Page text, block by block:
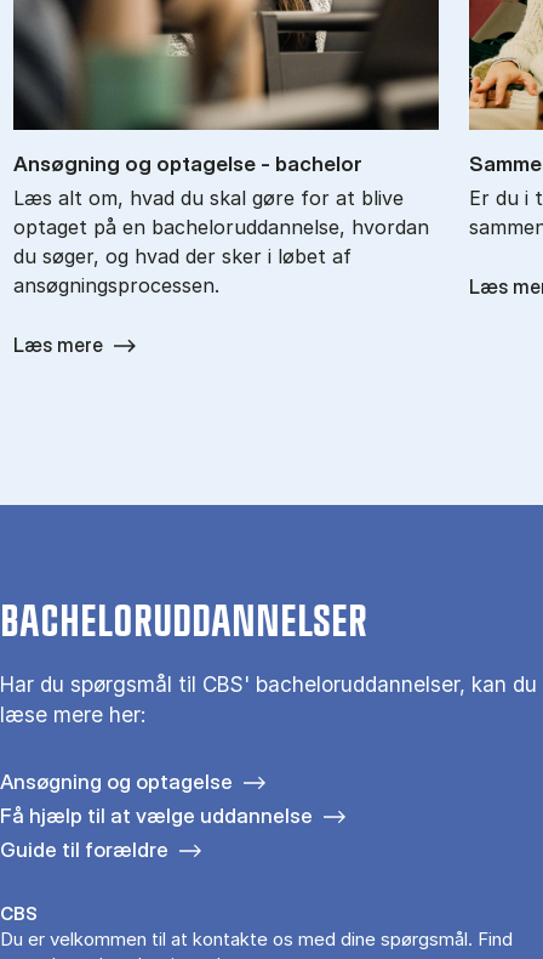
An­søg­ning og op­ta­gel­se - ba­chel­or
Læs alt om, hvad du skal gøre for at blive
optaget på en bacheloruddannelse, hvordan
du søger, og hvad der sker i løbet af
ansøgningsprocessen.
Læs mere
Er du i
Læs
BACHELORUDDANNELSER
Har du spørgsmål til CBS' bacheloruddannelser, kan du
læse mere her:
Ansøgning og optagelse
Få hjælp til at vælge uddannelse
Guide til forældre
CBS
Du er velkommen til at kontakte os med dine spørgsmål. Find